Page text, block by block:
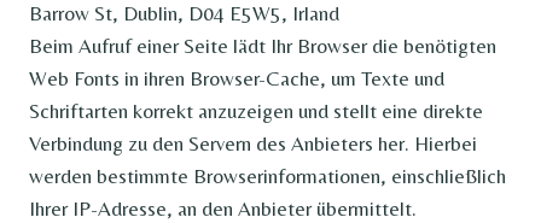
Barrow St, Dublin, D04 E5W5, Irland
Beim Aufruf einer Seite lädt Ihr Browser die benötigten
Web Fonts in ihren Browser-Cache, um Texte und
Schriftarten korrekt anzuzeigen und stellt eine direkte
Verbindung zu den Servern des Anbieters her. Hierbei
werden bestimmte Browserinformationen, einschließlich
Ihrer IP-Adresse, an den Anbieter übermittelt.